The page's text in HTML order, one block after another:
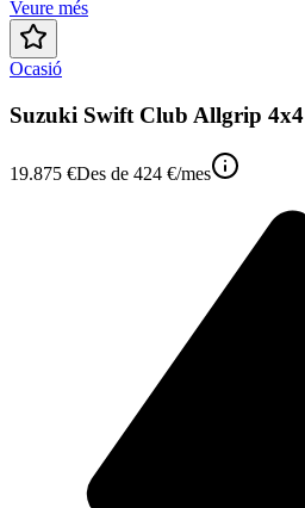
Veure més
Ocasió
Suzuki Swift Club Allgrip 4x4
19.875 €Des de 424 €/mes